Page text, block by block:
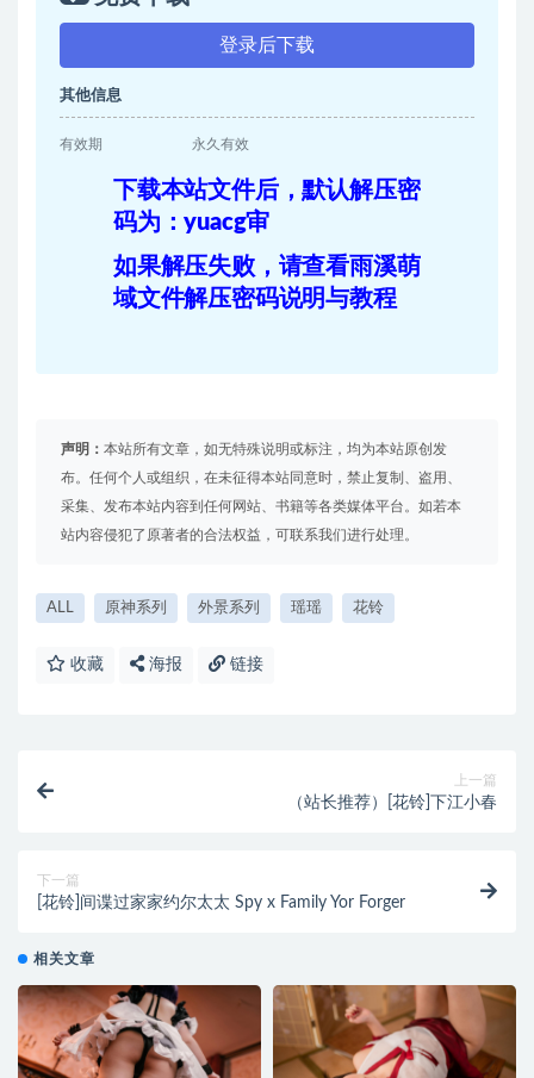
登录后下载
其他信息
有效期 永久有效
下载本站文件后，默认解压密
码为：yuacg审
如果解压失败，请查看雨溪萌
域文件解压密码说明与教程
声明： 本站所有文章，如无特殊说明或标注，均为本站原创发
布。任何个人或组织，在未征得本站同意时，禁止复制、盗用、
采集、发布本站内容到任何网站、书籍等各类媒体平台。如若本
站内容侵犯了原著者的合法权益，可联系我们进行处理。
ALL 原神系列 外景系列 瑶瑶 花铃
收藏 海报 链接
上一篇
（站长推荐）[花铃]下江小春
下一篇
[花铃]间谍过家家约尔太太 Spy x Family Yor Forger
相关文章